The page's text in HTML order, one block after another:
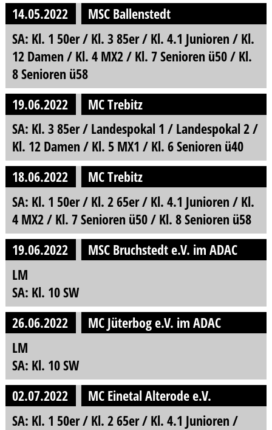
14.05.2022
MSC Ballenstedt
SA: Kl. 1 50er / Kl. 3 85er / Kl. 4.1 Junioren / Kl.
12 Damen / Kl. 4 MX2 / Kl. 7 Senioren ü50 / Kl.
8 Senioren ü58
19.06.2022
MC Trebitz
SA: Kl. 3 85er / Landespokal 1 / Landespokal 2 /
Kl. 12 Damen / Kl. 5 MX1 / Kl. 6 Senioren ü40
18.06.2022
MC Trebitz
SA: Kl. 1 50er / Kl. 2 65er / Kl. 4.1 Junioren / Kl.
4 MX2 / Kl. 7 Senioren ü50 / Kl. 8 Senioren ü58
19.06.2022
MSC Bruchstedt e.V. im ADAC
LM
SA: Kl. 10 SW
26.06.2022
MC Jüterbog e.V. im ADAC
LM
SA: Kl. 10 SW
02.07.2022
MC Einetal Alterode e.V.
SA: Kl. 1 50er / Kl. 2 65er / Kl. 4.1 Junioren /